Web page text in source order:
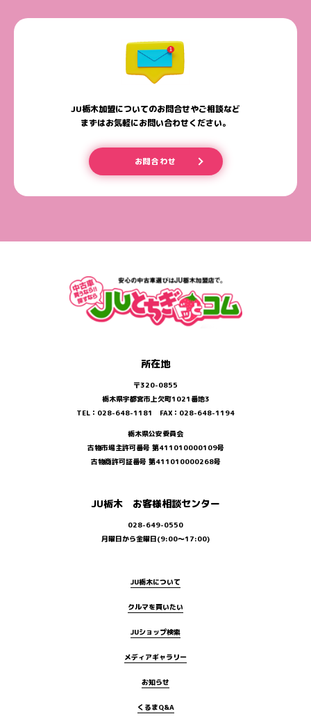
JU栃木加盟についてのお問合せやご相談など
まずはお気軽にお問い合わせください。
お問合わせ
所在地
〒320-0855
栃木県宇都宮市上欠町1021番地3
TEL：028-648-1181 FAX：028-648-1194
栃木県公安委員会
古物市場主許可番号 第411010000109号
古物商許可証番号 第411010000268号
JU栃木 お客様相談センター
028-649-0550
月曜日から金曜日(9:00～17:00)
JU栃木について
クルマを買いたい
JUショップ検索
メディアギャラリー
お知らせ
くるまQ&A